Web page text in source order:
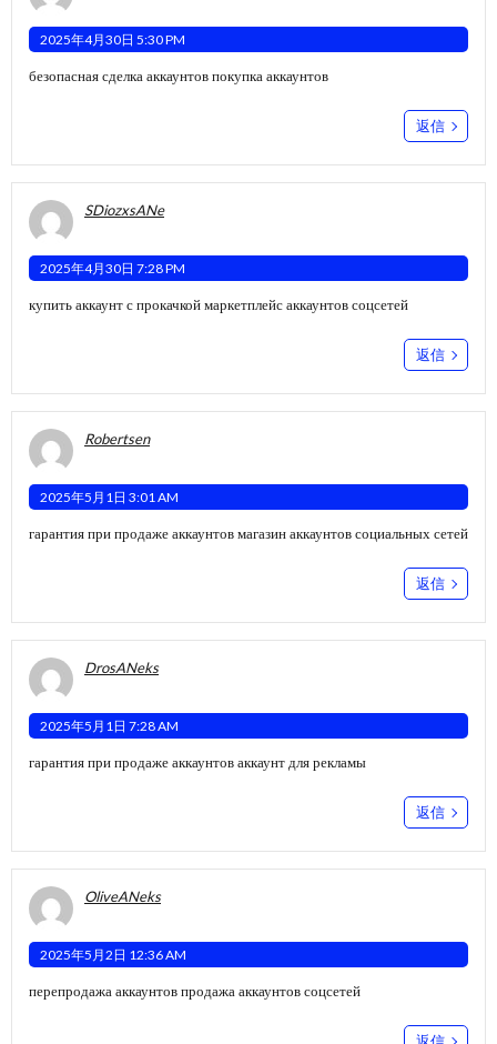
2025年4月30日 5:30 PM
безопасная сделка аккаунтовпокупка аккаунтов
返信
SDiozxsANe
2025年4月30日 7:28 PM
купить аккаунт с прокачкоймаркетплейс аккаунтов соцсетей
返信
Robertsen
2025年5月1日 3:01 AM
гарантия при продаже аккаунтовмагазин аккаунтов социальных сетей
返信
DrosANeks
2025年5月1日 7:28 AM
гарантия при продаже аккаунтоваккаунт для рекламы
返信
OliveANeks
2025年5月2日 12:36 AM
перепродажа аккаунтовпродажа аккаунтов соцсетей